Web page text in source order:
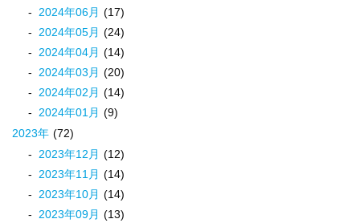
2024年06月 (17)
2024年05月 (24)
2024年04月 (14)
2024年03 月 (20)
2024年02 月 (14)
2024年01 月 (9)
2023年 (72)
2023年12 月 (12)
2023年11 月 (14)
2023年10月 (14)
2023年09月 (13)